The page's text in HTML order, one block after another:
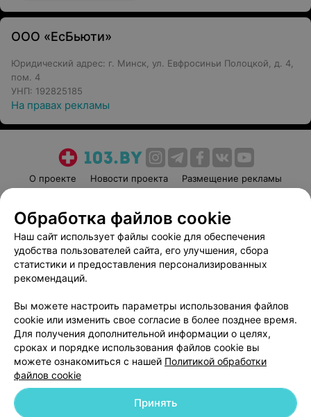
ООО «ЕсБьюти»
Юридический адрес: г. Минск, ул. Евфросиньи Полоцкой, д. 4,
пом. 4
УНП: 192825185
На правах рекламы
О проекте Новости проекта
Размещение рекламы
Пользовательское соглашение
Способы оплаты
Вакансии
Партнеры
Написать руководителю 103.by
Обработка персональных данных
© 2026 ООО «Артокс Лаб», УНП 191700409 | 220012, Республика Беларусь,
Обработка файлов cookie
Наш сайт использует файлы cookie для обеспечения
удобства пользователей сайта, его улучшения, сбора
статистики и предоставления персонализированных
рекомендаций.
Вы можете настроить параметры использования файлов
cookie или изменить свое согласие в более позднее время.
Для получения дополнительной информации о целях,
сроках и порядке использования файлов cookie вы
можете ознакомиться с нашей Политикой обработки
файлов cookie
Принять